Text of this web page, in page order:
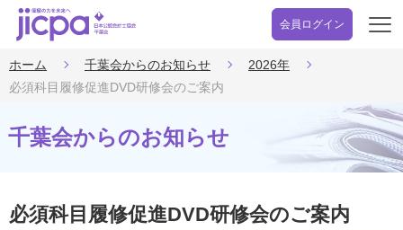
会員ログイン
開
ホーム 千葉会からのお知らせ
2026年
必須科目履修促進DVD研修会のご案内
千葉会からのお知らせ
必須科目履修促進DVD研修会のご案内